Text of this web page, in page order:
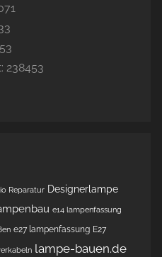
238453
Reparatur Designerlampe
e14 lampenfassung
e27 lampenfassung E27
lampe-bauen.de